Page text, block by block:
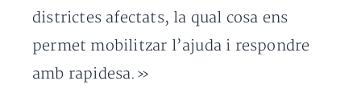
districtes afectats, la qual cosa ens
permet mobilitzar l’ajuda i respondre
amb rapidesa.»